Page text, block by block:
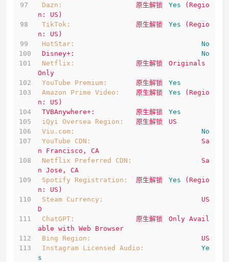
Dazn:
原生解锁 Yes
(Regio
n:
US)
TikTok:
原生解锁 Yes
(Regio
n:
US)
HotStar:
No
Disney+:
No
Netflix:
原生解锁
Originals
Only
YouTube Premium:
原生解锁
Yes
Amazon Prime Video:
原生解锁 Yes
(Regio
n:
US)
TVBAnywhere+:
原生解锁
Yes
iQyi Oversea Region:
原生解锁
US
Viu.com:
No
YouTube CDN:
Sa
n
Francisco,
CA
Netflix Preferred CDN:
Sa
n Jose,
CA
Spotify Registration:
原生解锁 Yes
(Regio
n:
US)
Steam Currency:
US
D
ChatGPT:
原生解锁 Only Avail
able with Web
Browser
Bing Region:
US
Instagram Licensed Audio:
Ye
s